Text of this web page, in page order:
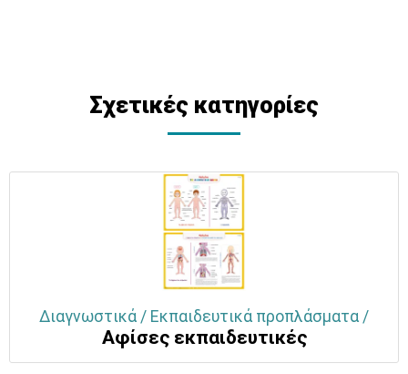
Σχετικές κατηγορίες
Διαγνωστικά / Εκπαιδευτικά προπλάσματα /
Αφίσες εκπαιδευτικές